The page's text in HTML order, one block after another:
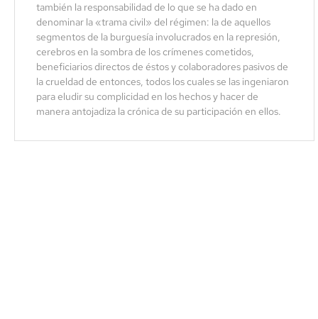
también la responsabilidad de lo que se ha dado en
denominar la «trama civil» del régimen: la de aquellos
segmentos de la burguesía involucrados en la represión,
cerebros en la sombra de los crímenes cometidos,
beneficiarios directos de éstos y colaboradores pasivos de
la crueldad de entonces, todos los cuales se las ingeniaron
para eludir su complicidad en los hechos y hacer de
manera antojadiza la crónica de su participación en ellos.